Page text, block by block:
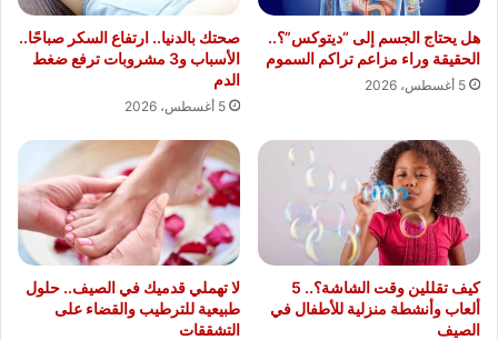
هل يحتاج الجسم إلى “ديتوكس”؟..
الحقيقة وراء مزاعم تراكم السموم
5 أغسطس، 2026
صحتك بالدنيا.. ارتفاع السكر صباحًا..
الأسباب و3 مشروبات ترفع ضغط
الدم
5 أغسطس، 2026
كيف تقللين وقت الشاشة؟.. 5
ألعاب وأنشطة منزلية للأطفال في
الصيف
لا تهملي قدميك في الصيف.. حلول
طبيعية للترطيب والقضاء على
التشققات